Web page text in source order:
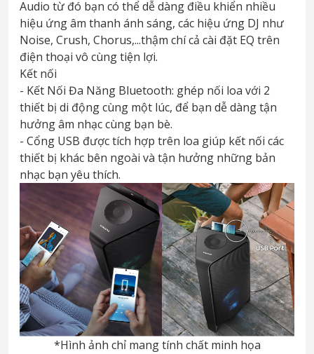
Audio từ đó bạn có thể dễ dàng điều khiển nhiều
hiệu ứng âm thanh ánh sáng, các hiệu ứng DJ như
Noise, Crush, Chorus,...thậm chí cả cài đặt EQ trên
điện thoại vô cùng tiện lợi.
Kết nối
- Kết Nối Đa Năng Bluetooth: ghép nối loa với 2
thiết bị di động cùng một lúc, để bạn dễ dàng tận
hưởng âm nhạc cùng bạn bè.
- Cổng USB được tích hợp trên loa giúp kết nối các
thiết bị khác bên ngoài và tận hưởng những bản
nhạc bạn yêu thích.
*Hình ảnh chỉ mang tính chất minh họa